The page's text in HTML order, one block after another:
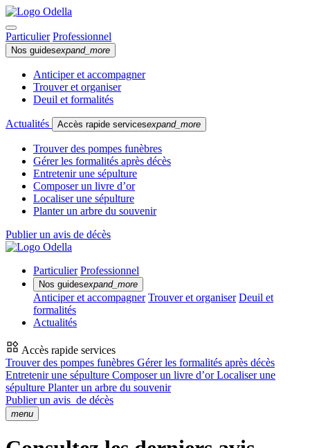
Particulier Professionnel
Nos guidesexpand_more
Anticiper et accompagner
Trouver et organiser
Deuil et formalités
Actualités Accès rapide servicesexpand_more
Trouver des pompes funèbres
Gérer les formalités après décès
Entretenir une sépulture
Composer un livre d’or
Localiser une sépulture
Planter un arbre du souvenir
Publier un avis de décès
Particulier Professionnel
Nos guidesexpand_more
Anticiper et accompagner Trouver et organiser Deuil et
formalités
Actualités
Accès rapide services
Trouver des pompes funèbres Gérer les formalités après décès
Entretenir une sépulture Composer un livre d’orLocaliser une
sépulture Planter un arbre du souvenir
Publier un avis de décès
menu